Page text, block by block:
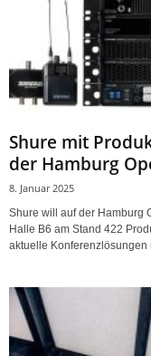
Shure mit
der Hamburg
8. Januar 2025
Shure will auf der Hamburg
Halle B6 am Stand 422
aktuelle Konferenzlösungen